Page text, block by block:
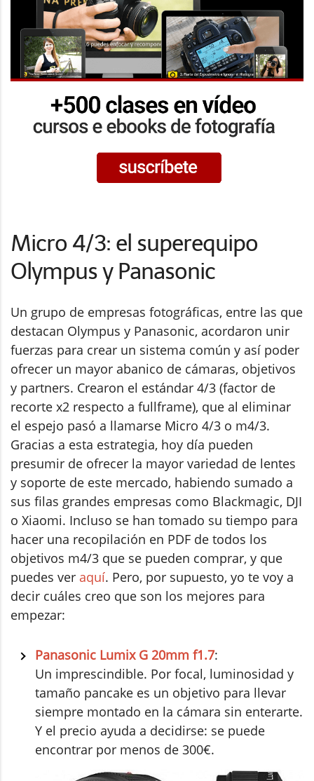
Micro 4/3: el superequipo
Olympus y Panasonic
Un grupo de empresas fotográficas, entre las que
destacan Olympus y Panasonic, acordaron unir
fuerzas para crear un sistema común y así poder
ofrecer un mayor abanico de cámaras, objetivos
y partners. Crearon el estándar 4/3 (factor de
recorte x2 respecto a fullframe), que al eliminar
el espejo pasó a llamarse Micro 4/3 o m4/3.
Gracias a esta estrategia, hoy día pueden
presumir de ofrecer la mayor variedad de lentes
y soporte de este mercado, habiendo sumado a
sus filas grandes empresas como Blackmagic, DJI
o Xiaomi. Incluso se han tomado su tiempo para
hacer una recopilación en PDF de todos los
objetivos m4/3 que se pueden comprar, y que
puedes ver aquí. Pero, por supuesto, yo te voy a
decir cuáles creo que son los mejores para
empezar:
Panasonic Lumix G 20mm f1.7:
Un imprescindible. Por focal, luminosidad y
tamaño pancake es un objetivo para llevar
siempre montado en la cámara sin enterarte.
Y el precio ayuda a decidirse: se puede
encontrar por menos de 300€.